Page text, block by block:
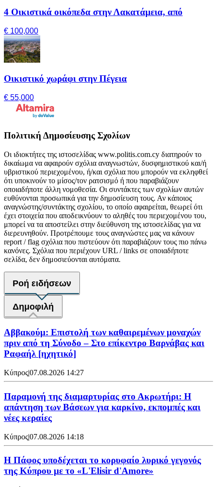
4 Οικιστικά οικόπεδα στην Λακατάμεια, από
€ 100,000
Οικιστικό χωράφι στην Πέγεια
€ 55,000
Πολιτική Δημοσίευσης Σχολίων
Οι ιδιοκτήτες της ιστοσελίδας www.politis.com.cy διατηρούν το
δικαίωμα να αφαιρούν σχόλια αναγνωστών, δυσφημιστικού και/ή
υβριστικού περιεχομένου, ή/και σχόλια που μπορούν να εκληφθεί
ότι υποκινούν το μίσος/τον ρατσισμό ή που παραβιάζουν
οποιαδήποτε άλλη νομοθεσία. Οι συντάκτες των σχολίων αυτών
ευθύνονται προσωπικά για την δημοσίευση τους. Αν κάποιος
αναγνώστης/συντάκτης σχολίου, το οποίο αφαιρείται, θεωρεί ότι
έχει στοιχεία που αποδεικνύουν το αληθές του περιεχομένου του,
μπορεί να τα αποστείλει στην διεύθυνση της ιστοσελίδας για να
διερευνηθούν. Προτρέπουμε τους αναγνώστες μας να κάνουν
report / flag σχόλια που πιστεύουν ότι παραβιάζουν τους πιο πάνω
κανόνες. Σχόλια που περιέχουν URL / links σε οποιαδήποτε
σελίδα, δεν δημοσιεύονται αυτόματα.
Ροή ειδήσεων
Δημοφιλή
Αββακούμ: Επιστολή των καθαιρεμένων μοναχών
πριν από τη Σύνοδο – Στο επίκεντρο Βαρνάβας και
Ραφαήλ [ηχητικό]
Κύπρος|07.08.2026 14:27
Παραμονή της διαμαρτυρίας στο Ακρωτήρι: Η
απάντηση των Βάσεων για καρκίνο, εκπομπές και
νέες κεραίες
Κύπρος|07.08.2026 14:18
Η Πάφος υποδέχεται το κορυφαίο λυρικό γεγονός
της Κύπρου με το «L'Elisir d'Amore»